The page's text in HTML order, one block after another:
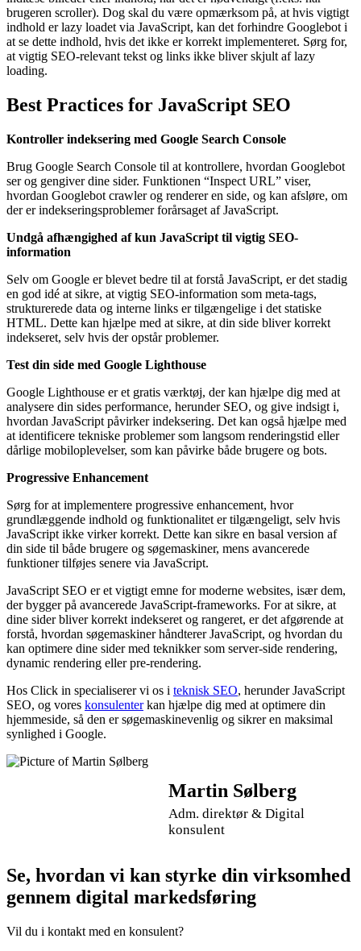
brugeren scroller). Dog skal du være opmærksom på, at hvis vigtigt
indhold er lazy loadet via JavaScript, kan det forhindre Googlebot i
at se dette indhold, hvis det ikke er korrekt implementeret. Sørg for,
at vigtig SEO-relevant tekst og links ikke bliver skjult af lazy
loading.
Best Practices for JavaScript SEO
Kontroller indeksering med Google Search Console
Brug Google Search Console til at kontrollere, hvordan Googlebot
ser og gengiver dine sider. Funktionen “Inspect URL” viser,
hvordan Googlebot crawler og renderer en side, og kan afsløre, om
der er indekseringsproblemer forårsaget af JavaScript.
Undgå afhængighed af kun JavaScript til vigtig SEO-
information
Selv om Google er blevet bedre til at forstå JavaScript, er det stadig
en god idé at sikre, at vigtig SEO-information som meta-tags,
strukturerede data og interne links er tilgængelige i det statiske
HTML. Dette kan hjælpe med at sikre, at din side bliver korrekt
indekseret, selv hvis der opstår problemer.
Test din side med Google Lighthouse
Google Lighthouse er et gratis værktøj, der kan hjælpe dig med at
analysere din sides performance, herunder SEO, og give indsigt i,
hvordan JavaScript påvirker indeksering. Det kan også hjælpe med
at identificere tekniske problemer som langsom renderingstid eller
dårlige mobiloplevelser, som kan påvirke både brugere og bots.
Progressive Enhancement
Sørg for at implementere progressive enhancement, hvor
grundlæggende indhold og funktionalitet er tilgængeligt, selv hvis
JavaScript ikke virker korrekt. Dette kan sikre en basal version af
din side til både brugere og søgemaskiner, mens avancerede
funktioner tilføjes senere via JavaScript.
JavaScript SEO er et vigtigt emne for moderne websites, især dem,
der bygger på avancerede JavaScript-frameworks. For at sikre, at
dine sider bliver korrekt indekseret og rangeret, er det afgørende at
forstå, hvordan søgemaskiner håndterer JavaScript, og hvordan du
kan optimere dine sider med teknikker som server-side rendering,
dynamic rendering eller pre-rendering.
Hos Click in specialiserer vi os i teknisk SEO, herunder JavaScript
SEO, og vores konsulenterkan hjælpe dig med at optimere din
hjemmeside, så den er søgemaskinevenlig og sikrer en maksimal
synlighed i Google.
Martin Sølberg
Adm. direktør & Digital
konsulent
Se, hvordan vi kan styrke din virksomhed
gennem digital markedsføring
Vil du i kontakt med en konsulent?